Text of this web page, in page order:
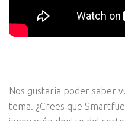
Nos gustaría poder saber
tema. ¿Crees que